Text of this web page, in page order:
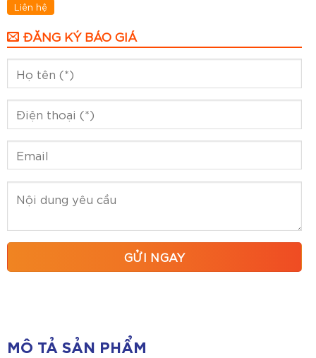
Liên hệ
ĐĂNG KÝ BÁO GIÁ
MÔ TẢ SẢN PHẨM